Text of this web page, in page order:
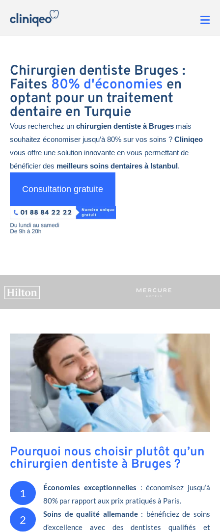
Chirurgien dentiste Bruges :
Faites 80% d'économies en
optant pour un traitement
dentaire en Turquie
Vous recherchez un chirurgien dentiste à Bruges mais
souhaitez économiser jusqu’à 80% sur vos soins ? Cliniqeo
vous offre une solution innovante en vous permettant de
bénéficier des meilleurs soins dentaires à Istanbul.
Consultation gratuite
Pourquoi nous choisir plutôt qu’un
chirurgien dentiste à Bruges ?
1 Économies exceptionnelles : économisez jusqu’à
80% par rapport aux prix pratiqués à Paris.
2 Soins de qualité allemande: bénéficiez de soins
d’excellence avec des dentistes qualifiés et